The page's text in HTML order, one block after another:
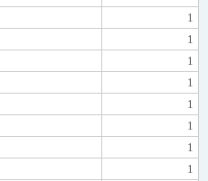
1
1
1
1
1
1
1
1